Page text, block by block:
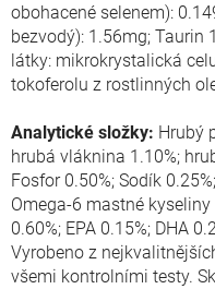
obohacené selenem):
bezvodý): 1.56mg; Taurin
látky: mikrokrystalická
tokoferolu z rostlinných
Analytické složky: Hrubý
hrubá vláknina 1.10%;
Fosfor 0.50%; Sodík
Omega-6 mastné
0.60%; EPA 0.15%; DHA
Vyrobeno z
všemi kontrolními testy.